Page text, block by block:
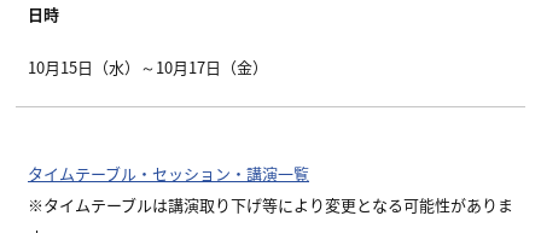
日時
10月15日（水）～10月17日（金）
タイムテーブル・セッション・講演一覧
※タイムテーブルは講演取り下げ等により変更となる可能性がありま